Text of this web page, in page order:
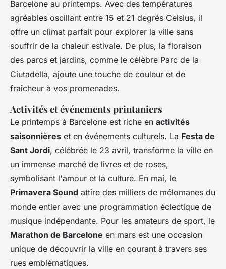
Barcelone au printemps. Avec des températures
agréables oscillant entre 15 et 21 degrés Celsius, il
offre un climat parfait pour explorer la ville sans
souffrir de la chaleur estivale. De plus, la floraison
des parcs et jardins, comme le célèbre Parc de la
Ciutadella, ajoute une touche de couleur et de
fraîcheur à vos promenades.
Activités et événements printaniers
Le printemps à Barcelone est riche en activités
saisonnières et en événements culturels. La Festa de
Sant Jordi, célébrée le 23 avril, transforme la ville en
un immense marché de livres et de roses,
symbolisant l'amour et la culture. En mai, le
Primavera Sound attire des milliers de mélomanes du
monde entier avec une programmation éclectique de
musique indépendante. Pour les amateurs de sport, le
Marathon de Barcelone en mars est une occasion
unique de découvrir la ville en courant à travers ses
rues emblématiques.